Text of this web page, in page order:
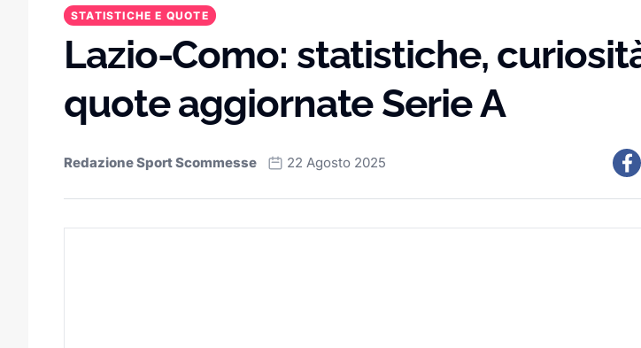
STATISTICHE E QUOTE
Lazio-Como: statistiche,
quote aggiornate Serie A
Redazione Sport Scommesse 22 Agosto 2025